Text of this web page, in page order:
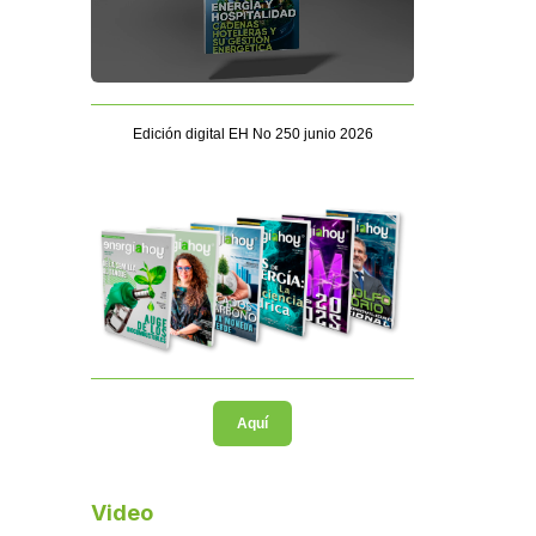
Edición digital EH No 250 junio 2026
Aquí
Video